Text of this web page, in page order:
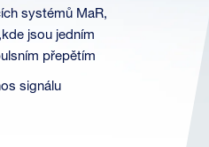
systémů MaR,
jsou jedním
přepětím
signálu